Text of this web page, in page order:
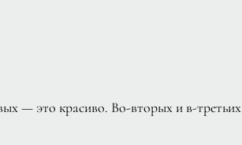
— это красиво. Во-вторых и в-третьих